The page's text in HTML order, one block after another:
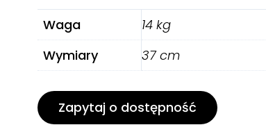
Waga
14 kg
Wymiary
37 cm
Zapytaj o dostępność